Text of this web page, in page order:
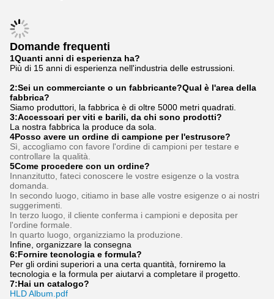
Domande frequenti
1Quanti anni di esperienza ha?
Più di 15 anni di esperienza nell'industria delle estrussioni.
2:Sei un commerciante o un fabbricante?Qual è l'area della
fabbrica?
Siamo produttori, la fabbrica è di oltre 5000 metri quadrati.
3:Accessoari per viti e barili, da chi sono prodotti?
La nostra fabbrica la produce da sola.
4Posso avere un ordine di campione per l'estrusore?
Sì, accogliamo con favore l'ordine di campioni per testare e
controllare la qualità.
5Come procedere con un ordine?
Innanzitutto, fateci conoscere le vostre esigenze o la vostra
domanda.
In secondo luogo, citiamo in base alle vostre esigenze o ai nostri
suggerimenti.
In terzo luogo, il cliente conferma i campioni e deposita per
l'ordine formale.
In quarto luogo, organizziamo la produzione.
Infine, organizzare la consegna
6:Fornire tecnologia e formula?
Per gli ordini superiori a una certa quantità, forniremo la
tecnologia e la formula per aiutarvi a completare il progetto.
7:Hai un catalogo?
HLD Album.pdf